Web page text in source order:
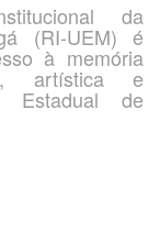
da
(RI-UEM) é
à memória
artística e
Estadual de